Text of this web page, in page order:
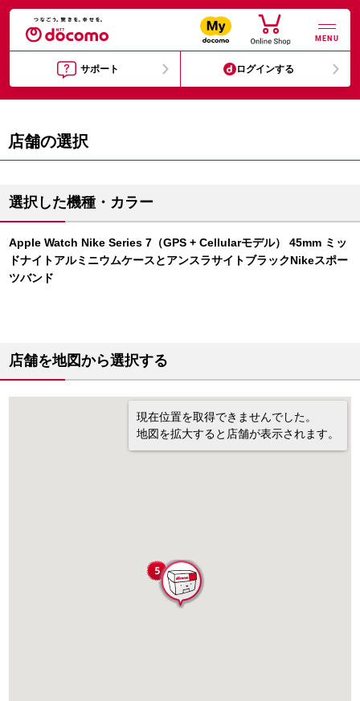
MENU
サポート ログインする
店舗の選択
選択した機種・カラー
Apple Watch Nike Series 7（GPS + Cellularモデル） 45mm ミッ
ドナイトアルミニウムケースとアンスラサイトブラックNikeスポー
ツバンド
店舗を地図から選択する
現在位置を取得できませんでした。
地図を拡大すると店舗が表示されます。